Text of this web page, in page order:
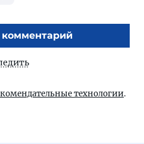
технологии.